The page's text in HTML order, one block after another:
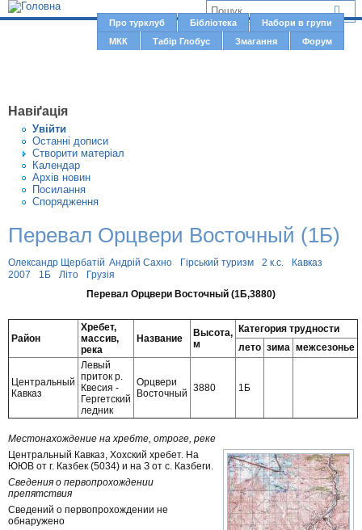
Jump to navigation
о
е
ю
Про турклуб Бібліотека
Набори в групи
МКК
Табір Глобус Змагання Форум
В
Навіґація
Увiйти
Останні дописи
Створити матерiал
Календар
Архів новин
Посилання
Спорядження
Перевал Орцвери Восточный (1Б)
Олександр Щербатій Андрій Сахно Гірський туризм 2 к.с.
Кавказ
2007
1Б Літо
Грузія
Перевал Орцвери Восточный (1Б,3880)
Район
Хребет,
массив,
река
Название
Высота,
м
Категория трудности
лето зима межсезонье
Центральный
Кавказ
Левый
приток р.
Квесия -
Гергетский
ледник
Орцвери
Восточный 3880 1Б
Местонахождение на хребте, отроге, реке
Центральный Кавказ, Хохский хребет. На
ЮЮВ от г. Казбек (5034) и на З от с. Казбеги.
Сведения о первопрохождении
препятствия
Сведений о первопрохождении не
обнаружено